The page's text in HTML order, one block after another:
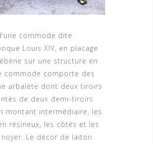
commode dite
Louis XIV, en placage
sur une structure en
commode comporte des
arbalète dont deux tiroirs
de deux demi-tiroirs
montant intermédiaire, les
résineux, les côtés et les
Le décor de laiton